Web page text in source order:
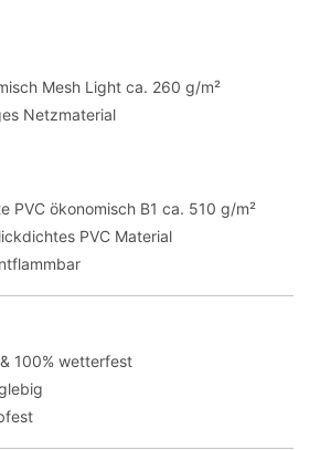
Mesh Light ca. 260 g/m²
Netzmaterial
PVC ökonomisch B1 ca. 510 g/m²
PVC Material
100% wetterfest